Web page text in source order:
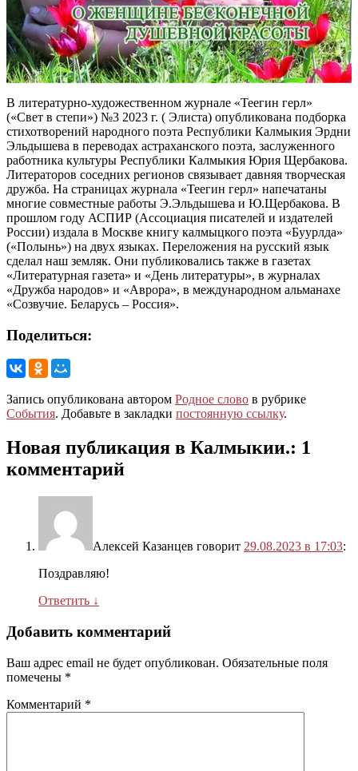
В литературно-художественном журнале «Теегин герл»
(«Свет в степи») №3 2023 г. ( Элиста) опубликована подборка
стихотворений народного поэта Республики Калмыкия Эрдни
Эльдышева в переводах астраханского поэта, заслуженного
работника культуры Республики Калмыкия Юрия Щербакова.
Литераторов соседних регионов связывает давняя творческая
дружба. На страницах журнала «Теегин герл» напечатаны
многие совместные работы Э.Эльдышева и Ю.Щербакова. В
прошлом году АСПИР (Ассоциация писателей и издателей
России) издала в Москве книгу калмыцкого поэта «Буурлда»
(«Полынь») на двух языках. Переложения на русский язык
сделал наш земляк. Они публиковались также в газетах
«Литературная газета» и «День литературы», в журналах
«Дружба народов» и «Аврора», в международном альманахе
«Созвучие. Беларусь – Россия».
Поделиться:
Запись опубликована автором Родное слово в рубрике
События. Добавьте в закладки постоянную ссылку.
Новая публикация в Калмыкии.: 1
комментарий
Алексей Казанцев говорит 29.08.2023 в 17:03:
Поздравляю!
Ответить ↓
Добавить комментарий
Ваш адрес email не будет опубликован. Обязательные поля
помечены *
Комментарий *